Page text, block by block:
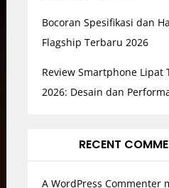
Bocoran Spesifikasi dan
Flagship Terbaru 2026
Review Smartphone Lipat
2026: Desain dan
RECENT
A WordPress Commenter